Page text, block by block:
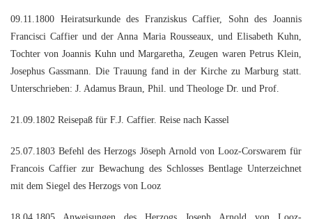
09.11.1800 Heiratsurkunde des Franziskus Caffier, Sohn des Joannis
Francisci Caffier und der Anna Maria Rousseaux, und Elisabeth Kuhn,
Tochter von Joannis Kuhn und Margaretha, Zeugen waren Petrus Klein,
Josephus Gassmann. Die Trauung fand in der Kirche zu Marburg statt.
Unterschrieben: J. Adamus Braun, Phil. und Theologe Dr. und Prof.
21.09.1802 Reisepaß für F.J. Caffier. Reise nach Kassel
25.07.1803 Befehl des Herzogs Jöseph Arnold von Looz-Corswarem für
Francois Caffier zur Bewachung des Schlosses Bentlage Unterzeichnet
mit dem Siegel des Herzogs von Looz